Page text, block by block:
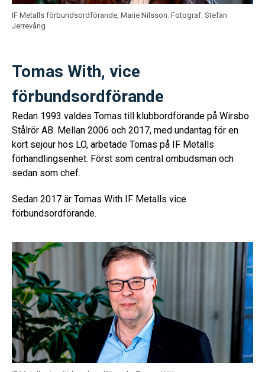
IF Metalls förbundsordförande, Marie Nilsson. Fotograf: Stefan
Jerrevång
Tomas With, vice
förbundsordförande
Redan 1993 valdes Tomas till klubbordförande på Wirsbo
Stålrör AB. Mellan 2006 och 2017, med undantag för en
kort sejour hos LO, arbetade Tomas på IF Metalls
förhandlingsenhet. Först som central ombudsman och
sedan som chef.
Sedan 2017 är Tomas With IF Metalls vice
förbundsordförande.